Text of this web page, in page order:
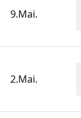
9.Mai.
2.Mai.